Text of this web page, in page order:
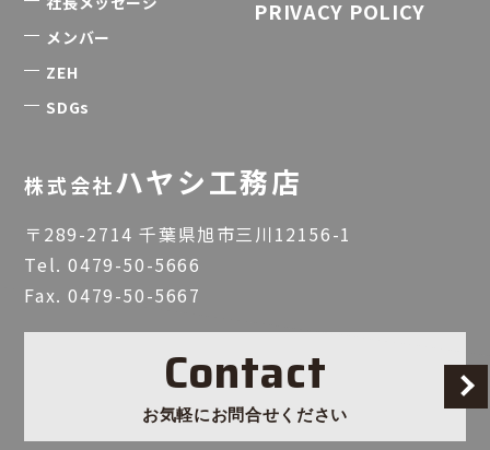
メンバー
ZEH
SDGs
PRIVACY POLICY
株式会社ハヤシ工務店
〒289-2714 千葉県旭市三川12156-1
Tel.0479-50-5666
Fax. 0479-50-5667
Contact
お気軽にお問合せください